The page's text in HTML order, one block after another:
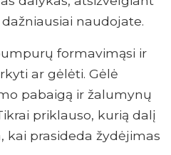
naudojate.
formavimąsi ir
ar gėlėti. Gėlė
pabaigą ir žalumynų
priklauso, kurią dalį
kai prasideda žydėjimas